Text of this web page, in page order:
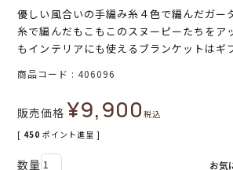
優しい風合いの手編み糸４色で編んだガー
糸で編んだもこもこのスヌーピーたちをア
もインテリアにも使えるブランケットはギ
商品コード 406096
販売価格 ¥9,900税込
[ 450 ポイント進呈 ]
お気